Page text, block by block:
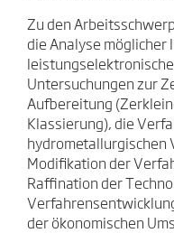
Zu den
die Analyse
Untersuchungen zur
Aufbereitung
Klassierung), die
hydrometallurgischen
Modifikation der
Raffination der
der ökonomischen